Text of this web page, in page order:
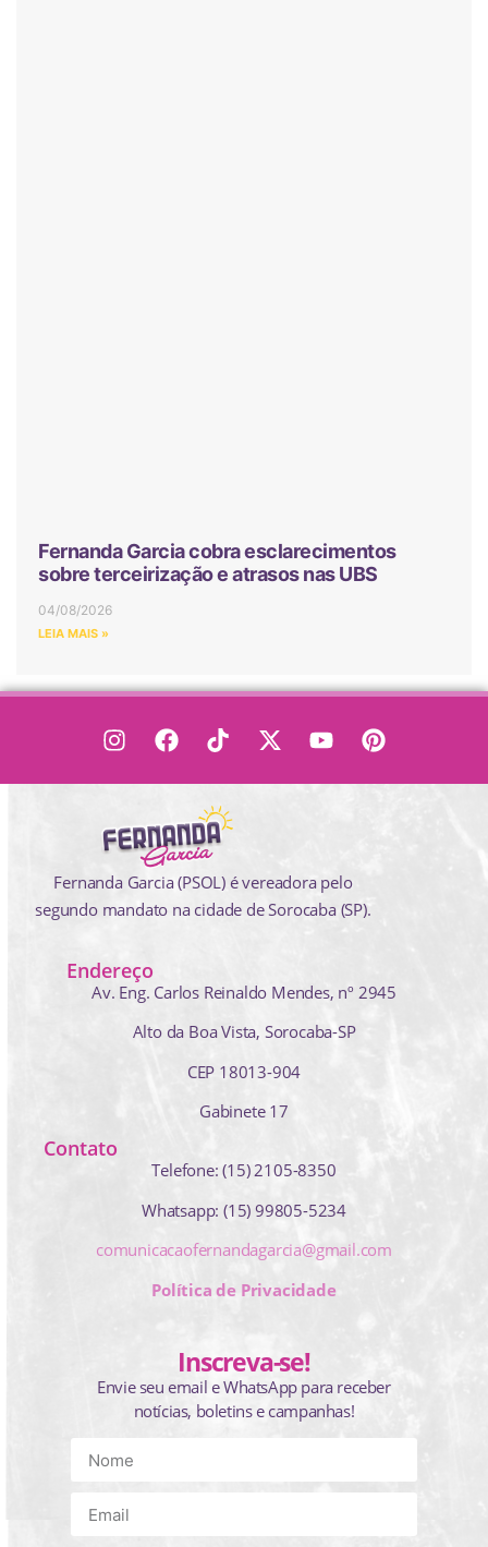
Fernanda Garcia cobra esclarecimentos
sobre terceirização e atrasos nas UBS
04/08/2026
LEIA MAIS »
Fernanda Garcia (PSOL) é vereadora pelo
segundo mandato na cidade de Sorocaba (SP).
Endereço
Av. Eng. Carlos Reinaldo Mendes, nº 2945
Alto da Boa Vista, Sorocaba-SP
CEP 18013-904
Gabinete 17
Contato
Telefone: (15) 2105-8350
Whatsapp: (15) 99805-5234
comunicacaofernandagarcia@gmail.com
Política de Privacidade
Inscreva-se!
Envie seu email e WhatsApp para receber
notícias, boletins e campanhas!